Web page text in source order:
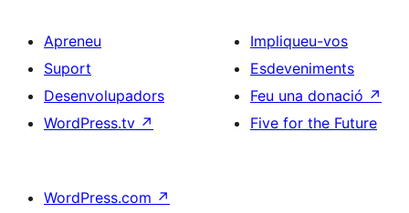
Apreneu
Suport
Desenvolupadors
WordPress.tv ↗
Impliqueu-vos
Esdeveniments
Feu una donació ↗
Five for the Future
WordPress.com ↗